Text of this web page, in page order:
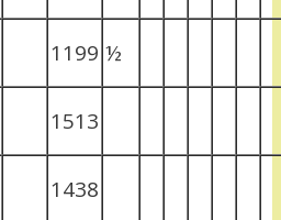
1199 ½
1513
1438